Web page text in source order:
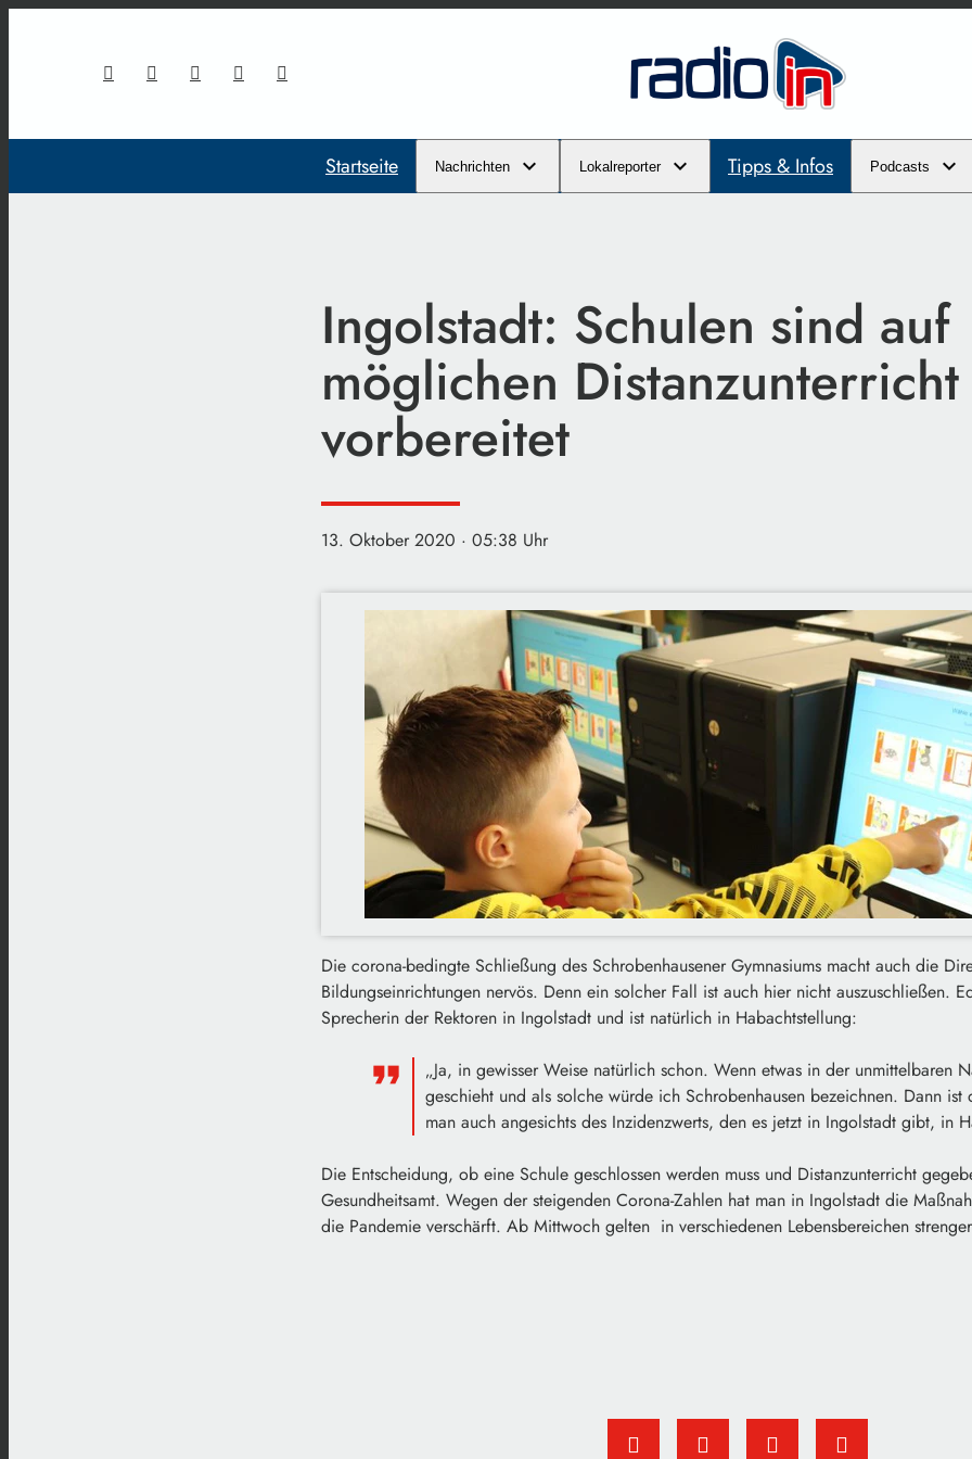
Startseite Nachrichten Lokalreporter Tipps & Infos Podcasts
Ingolstadt: Schulen sind auf
möglichen Distanzunterricht
vorbereitet
13. Oktober 2020 · 05:38 Uhr
Die corona-bedingte Schließung des Schrobenhausener Gymnasiums macht auch die
Bildungseinrichtungen nervös. Denn ein solcher Fall ist auch hier nicht auszuschließen.
Sprecherin der Rektoren in Ingolstadt und ist natürlich in Habachtstellung:
„Ja, in gewisser Weise natürlich schon. Wenn etwas in der unmittelbaren
geschieht und als solche würde ich Schrobenhausen bezeichnen. Dann ist
man auch angesichts des Inzidenzwerts, den es jetzt in Ingolstadt gibt, in
Die Entscheidung, ob eine Schule geschlossen werden muss und Distanzunterricht
Gesundheitsamt. Wegen der steigenden Corona-Zahlen hat man in Ingolstadt die
die Pandemie verschärft. Ab Mittwoch gelten in verschiedenen Lebensbereichen